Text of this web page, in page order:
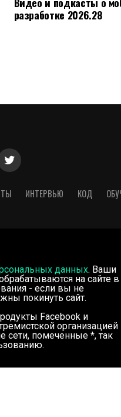
разработке 2026.28
ИНТЕРВЬЮ КОД
данных. Ваши
на сайте в
- если вы не
покинуть сайт.
Facebook и
организацией
сети, помеченные *, так